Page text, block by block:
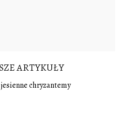
ARTYKUŁY
chryzantemy